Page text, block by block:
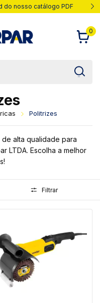
Parcelas em até 10x
0
Politrizes
alta qualidade para
LTDA. Escolha a melhor
Filtrar